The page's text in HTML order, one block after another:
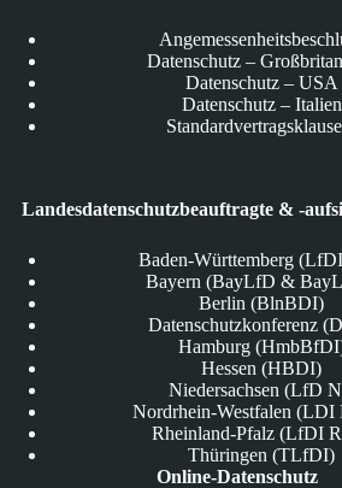
Datenschutz –
Datenschutz – USA
Datenschutz – Italien
Landesdatenschutzbeauftragte & -
Baden-Württemberg
Bayern (BayLfD &
Berlin (BlnBDI)
Datenschutzkonferenz
Hamburg
Hessen (HBDI)
Niedersachsen (LfD
Nordrhein-Westfalen (LDI
Rheinland-Pfalz (LfDI
Thüringen (TLfDI)
Online-Datenschutz